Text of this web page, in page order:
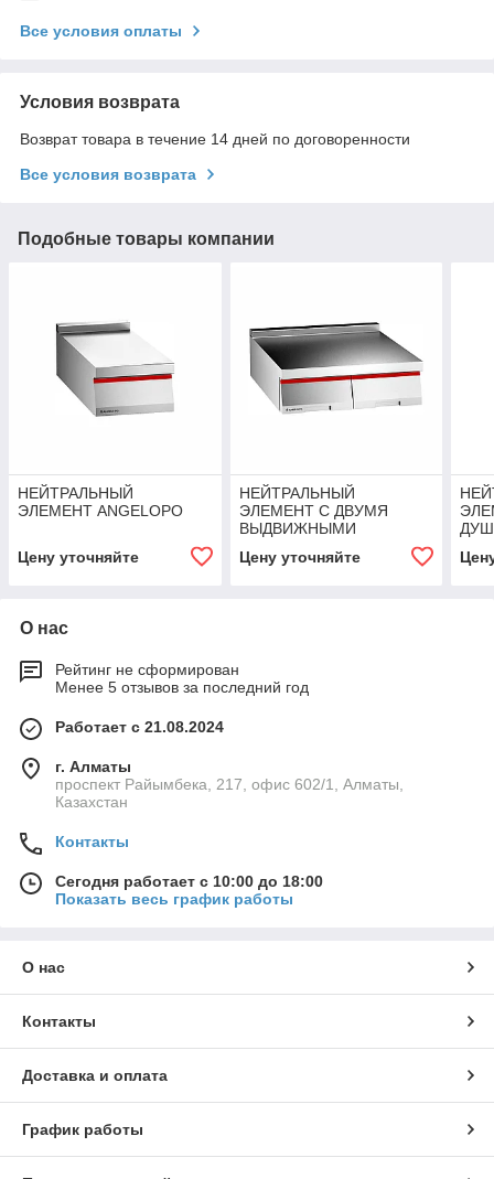
Все условия оплаты
Условия возврата
Возврат товара в течение 14 дней по договоренности
Все условия возврата
Подобные товары компании
НЕЙТРАЛЬНЫЙ
ЭЛЕМЕНТ ANGELOPO
Цену уточняйте
НЕЙТРАЛЬНЫЙ
ЭЛЕМЕНТ С ДВУМЯ
ВЫДВИЖНЫМИ
Цену уточняйте
О нас
Рейтинг не сформирован
Менее 5 отзывов за последний год
Работает с 21.08.2024
г. Алматы
проспект Райымбека, 217, офис 602/1, Алматы,
Казахстан
Контакты
Сегодня работает с 10:00 до 18:00
Показать весь график работы
О нас
Контакты
Доставка и оплата
График работы